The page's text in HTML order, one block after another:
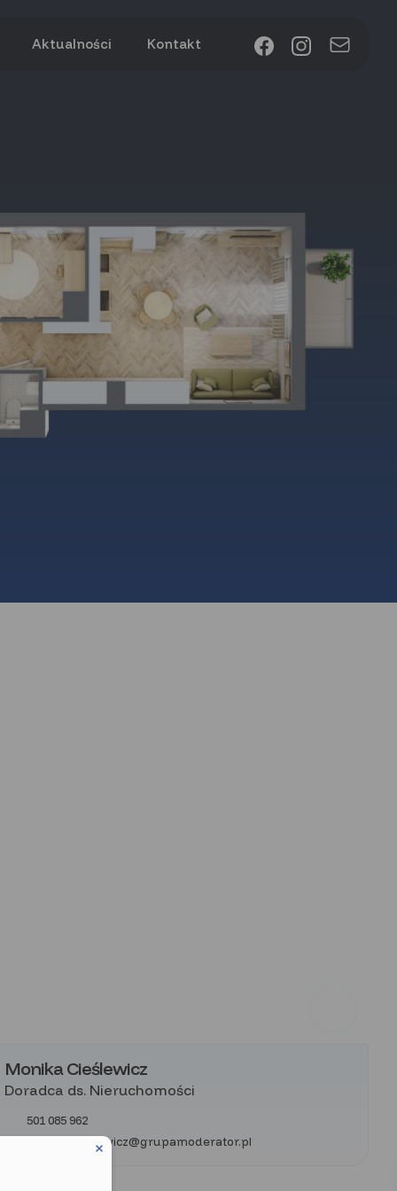
Aktualności Kontakt
Monika Cieślewicz
Doradca ds. Nieruchomości
501 085 962
monika.cieslewicz@grupamoderator.pl